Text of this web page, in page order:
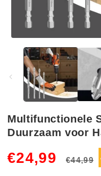
openen
modaal
Multifunctionele
Duurzaam voor
€24,99
prijs
€44,99